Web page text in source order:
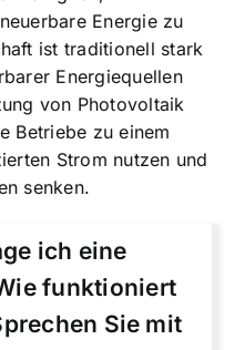
Energie zu
ist traditionell stark
Energiequellen
von Photovoltaik
Betriebe zu einem
Strom nutzen und
senken.
ich eine
funktioniert
Sie mit